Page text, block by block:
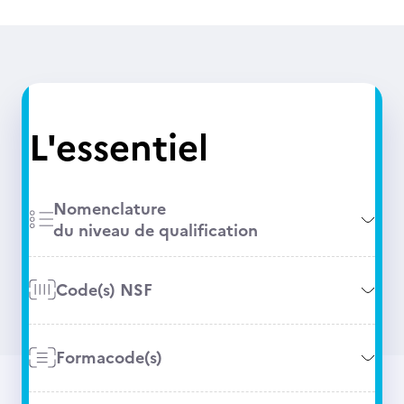
L'essentiel
Nomenclature
du niveau de qualification
Code(s) NSF
Formacode(s)